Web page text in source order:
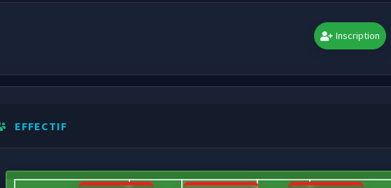
Inscription
EFFECTIF